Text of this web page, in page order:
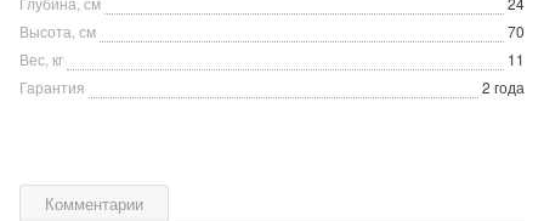
Высота, см
70
Вес, кг
11
Гарантия
2 года
Комментарии